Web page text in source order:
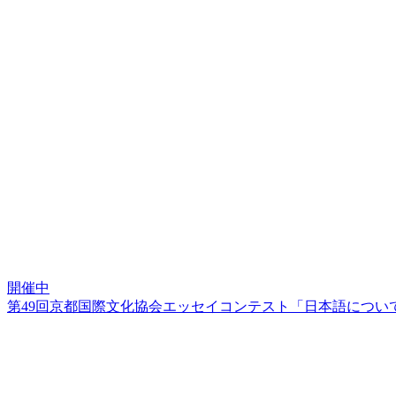
開催中
第49回京都国際文化協会エッセイコンテスト「日本語につい